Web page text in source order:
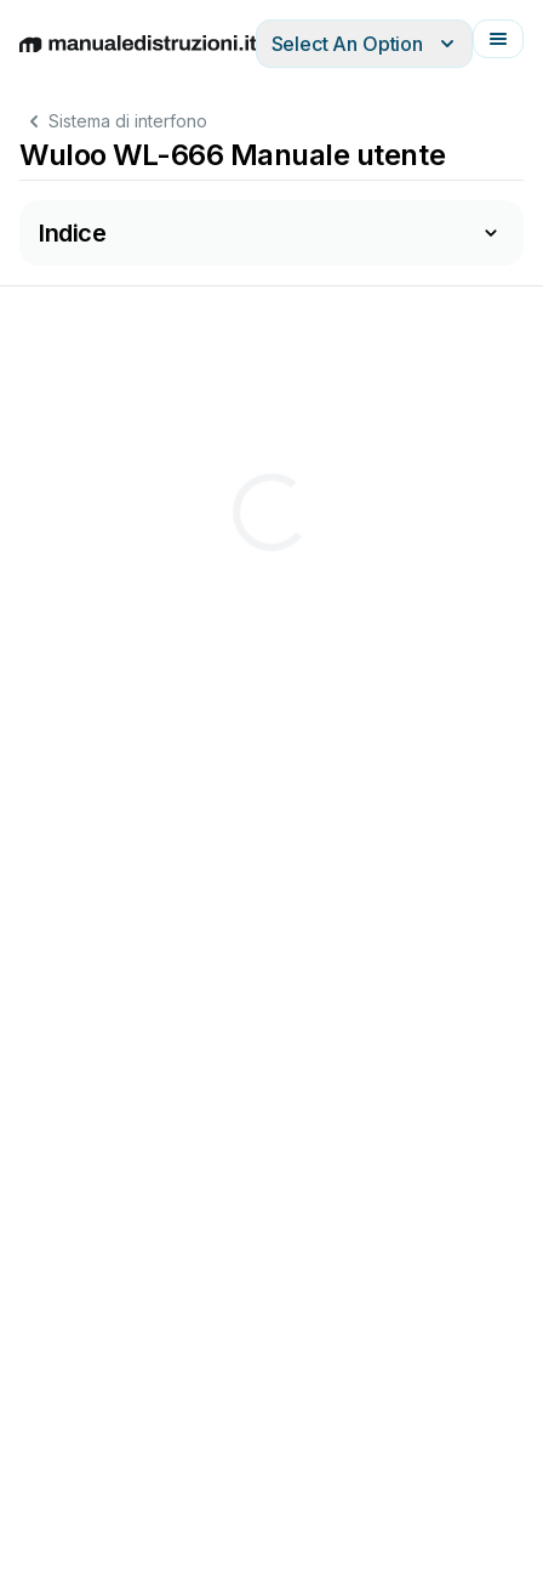
EnglishDeutschEspañolItalianoFrançais
Select An Option
Sistema di interfono
Wuloo WL-666 Manuale utente
Indice